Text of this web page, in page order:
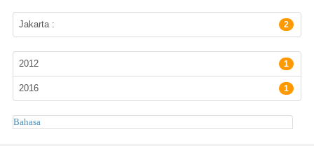
Lokasi Terbitan
Jakarta : 2
Tahun Terbit
2012 1
2016 1
Subyek
Bahasa